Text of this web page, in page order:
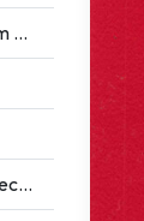
Transparent, superweich, 2,2 mm dick
Polyline-beschichtete Tischabdeckung